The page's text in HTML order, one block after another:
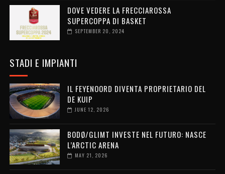
DOVE VEDERE LA FRECCIAROSSA
SUPERCOPPA DI BASKET
SEPTEMBER 20, 2024
STADI E IMPIANTI
IL FEYENOORD DIVENTA PROPRIETARIO DEL
DE KUIP
JUNE 12, 2026
BODØ/GLIMT INVESTE NEL FUTURO: NASCE
L’ARCTIC ARENA
MAY 21, 2026